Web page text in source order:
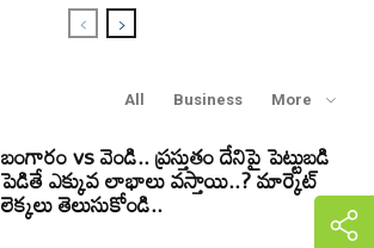
All Business More
బంగారం vs వెండి.. ప్రస్తుతం దేనిపై పెట్టుబడి
పెడితే ఎక్కువ లాభాలు వస్తాయి..? మార్కెట్
లెక్కలు తెలుసుకోండి..